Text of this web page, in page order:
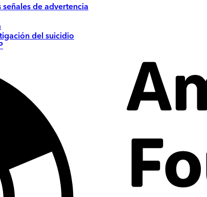
de advertencia
del suicidio